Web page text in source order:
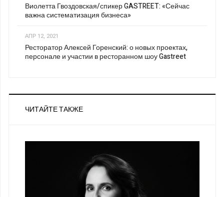
Виолетта Гвоздовская/спикер GASTREET: «Сейчас
важна систематизация бизнеса»
АПР 12, 2021
Ресторатор Алексей Горенский: о новых проектах,
персонале и участии в ресторанном шоу Gastreet
ЧИТАЙТЕ ТАКЖЕ